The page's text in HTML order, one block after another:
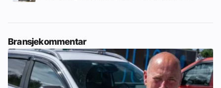
Bransjekommentar